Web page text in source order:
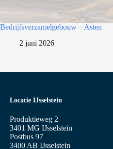
Bedrijfsverzamelgebouw – Asten
2 juni 2026
Locatie IJsselstein
Produktieweg 2
3401 MG IJsselstein
Postbus 97
3400 AB IJsselstein